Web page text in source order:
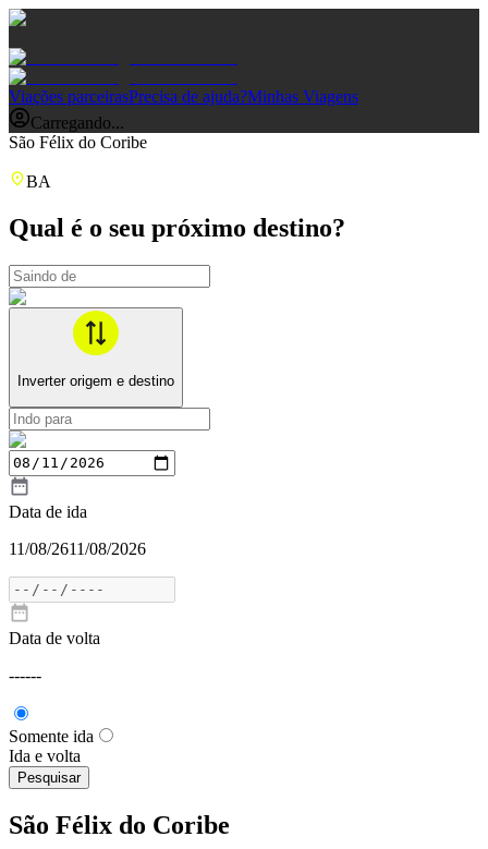
Viações parceirasPrecisa de ajuda?Minhas Viagens
Carregando...
São Félix do Coribe
BA
Qual é o seu próximo destino?
Inverter origem e destino
Data de ida
11/08/2611/08/2026
Data de volta
------
Somente ida
Ida e volta
Pesquisar
São Félix do Coribe